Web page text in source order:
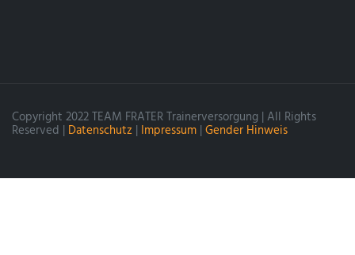
Copyright 2022 TEAM FRATER Trainerversorgung | All Rights
Reserved | Datenschutz | Impressum | Gender Hinweis